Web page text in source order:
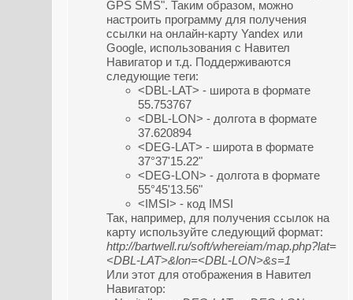
GPS SMS". Таким образом, можно
настроить программу для получения
ссылки на онлайн-карту Yandex или
Google, использования с Навител
Навигатор и т.д. Поддерживаются
следующие теги:
<DBL-LAT> - широта в формате
55.753767
<DBL-LON> - долгота в формате
37.620894
<DEG-LAT> - широта в формате
37°37'15.22"
<DEG-LON> - долгота в формате
55°45'13.56"
<IMSI> - код IMSI
Так, например, для получения ссылок на
карту используйте следующий формат:
http://bartwell.ru/soft/whereiam/map.php?lat=
<DBL-LAT>&lon=<DBL-LON>&s=1
Или этот для отображения в Навител
Навигатор: